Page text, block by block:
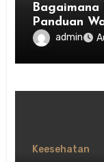
Bagaimana
Panduan
admin
Keesehatan